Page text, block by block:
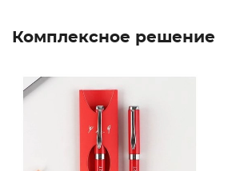
Комплексное решение